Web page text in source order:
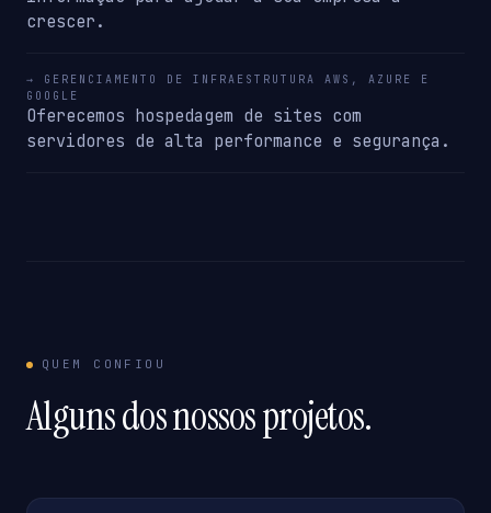
crescer.
→ GERENCIAMENTO DE INFRAESTRUTURA AWS, AZURE E
GOOGLE
Oferecemos hospedagem de sites com
servidores de alta performance e segurança.
QUEM CONFIOU
Alguns dos nossos projetos.